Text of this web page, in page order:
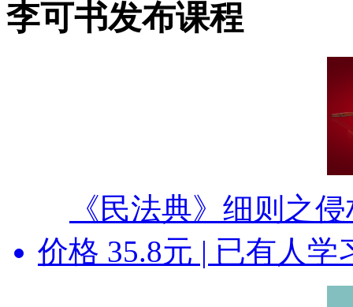
李可书发布课程
《民法典》细则之
价格 35.8元 | 已有人学